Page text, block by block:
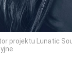
projektu Lunatic